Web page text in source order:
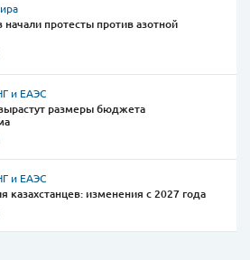
протесты против азотной
и ЕАЭС
размеры бюджета
и ЕАЭС
казахстанцев: изменения с 2027 года